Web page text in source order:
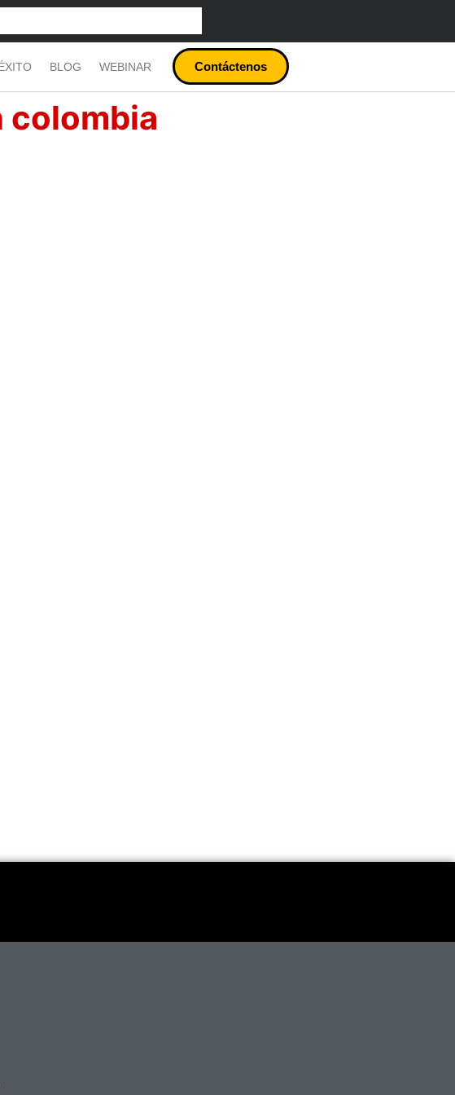
BLOG WEBINAR Contáctenos
colombia